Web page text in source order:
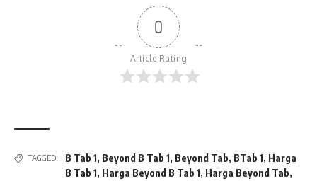
0
Article Rating
TAGGED: B Tab 1, Beyond B Tab 1, Beyond Tab, BTab 1, Harga
B Tab 1, Harga Beyond B Tab 1, Harga Beyond Tab,